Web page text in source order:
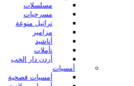
مسلسلات
مسرحيات
تراتيل منوعة
مزامير
أناشيد
تأملات
أردن دار الحب
أمسيات
أمسيات فصحية